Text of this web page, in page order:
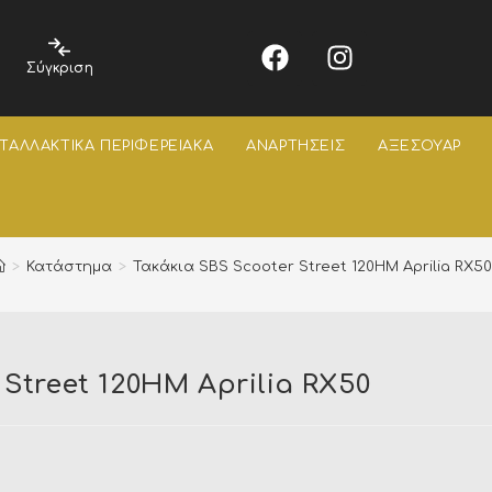
Σύγκριση
ΠΕΡΙΦΕΡΕΙΑΚΑ ΑΝΑΡΤΗΣΕΙΣ ΑΞΕΣΟΥΑΡ
> Κατάστημα > Τακάκια SBS Scooter Street 120HM Aprilia RX50
120HM Aprilia RX50